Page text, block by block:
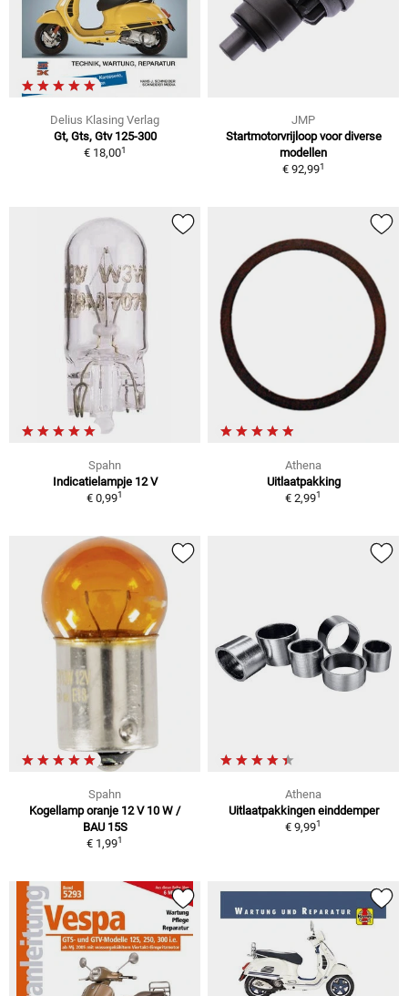
Delius Klasing Verlag
Gt, Gts, Gtv 125-300
€ 18,001
JMP
Startmotorvrijloop voor diverse
modellen
€ 92,991
Spahn
Indicatielampje 12 V
€ 0,991
Athena
Uitlaatpakking
€ 2,991
Spahn
Kogellamp oranje 12 V 10 W /
BAU 15S
€ 1,991
Athena
Uitlaatpakkingen einddemper
€ 9,991